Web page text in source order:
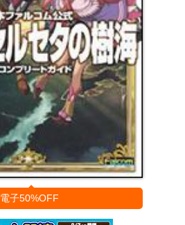
電子50%OFF